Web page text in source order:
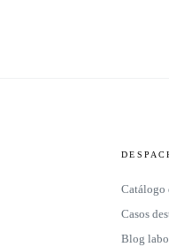
Catálogo
Casos
Blog